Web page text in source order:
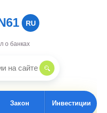
RU
о банках
Закон Инвестиции